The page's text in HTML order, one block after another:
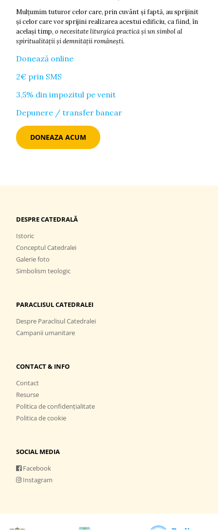
Mulţumim tuturor celor care, prin cuvânt şi faptă, au sprijinit
şi celor care vor sprijini realizarea acestui edificiu, ca fiind, în
acelaşi timp, o necesitate liturgică practică şi un simbol al
spiritualităţii şi demnității româneşti.
Donează online
2€ prin SMS
3,5% din impozitul pe venit
Depunere / transfer bancar
DONEAZA ACUM
DESPRE CATEDRALĂ
Istoric
Conceptul Catedralei
Galerie foto
Simbolism teologic
PARACLISUL CATEDRALEI
Despre Paraclisul Catedralei
Campanii umanitare
CONTACT & INFO
Contact
Resurse
Politica de confidențialitate
Politica de cookie
SOCIAL MEDIA
Facebook
Instagram